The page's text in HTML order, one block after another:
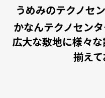
うめみのテクノセ
かなんテクノセン
広大な敷地に様々
揃えて